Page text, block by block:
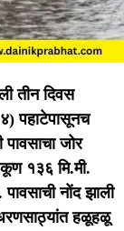
तीन दिवस
पहाटेपासूनच
जोर
१३६ मि.मी.
नोंद झाली
हळूहळू